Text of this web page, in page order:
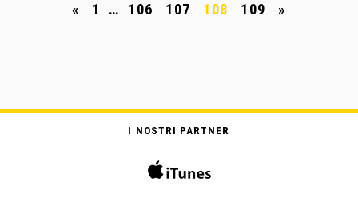
« 1 … 106 107 108 109 »
I NOSTRI PARTNER